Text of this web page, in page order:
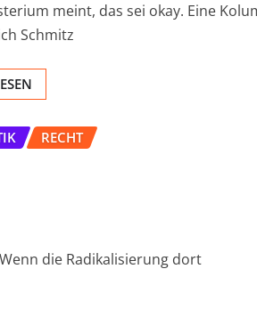
meint, das sei okay. Eine
Schmitz
RECHT
die Radikalisierung dort